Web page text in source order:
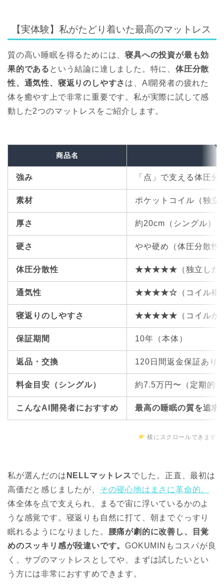
【実体験】私がたどり着いた最高のマットレス
質の高い睡眠を得るためには、寝具への投資が最も効
果的である という結論に達しました。特に、 体圧分散
性、通気性、寝返りのしやすさ は、AI開発者の疲れた
体を癒やす上で非常に重要です。私が実際に試して感
動した2つのマットレスをご紹介します。
商品名
強み 「点」で支える体圧
素材 ポケットコイル（独立
厚さ 約20cm（シングル）
硬さ やや硬め（体圧分散性
体圧分散性 ★★★★★ （独立し
通気性 ★★★★☆ （コイル
寝返りのしやすさ ★★★★★ （コイル
保証期間 10年（本体）
返品・交換 120日間返金保証あり
料金目安（シングル） 約7.5万円〜（定期的
こんなAI開発者におすすめ 最高の睡眠の質を追求
横にスクロールできます
私が選んだのは NELLマットレスでした。正直、最初は
高価だと感じましたが、 その寝心地はまさに革命的。
体全体を点で支えられ、まるで宙に浮いているかのよ
うな感覚です。寝返りも自然に打て、朝までぐっすり
眠れるようになりました。 腰痛が劇的に改善し、目覚
めのスッキリ感が段違いです。GOKUMINもコスパが良
く、サブのマットレスとしてや、まずは試したいとい
う方には非常におすすめできます。